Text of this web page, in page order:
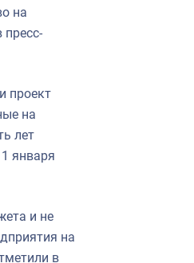
на
проект
на
лет
января
и не
на
в